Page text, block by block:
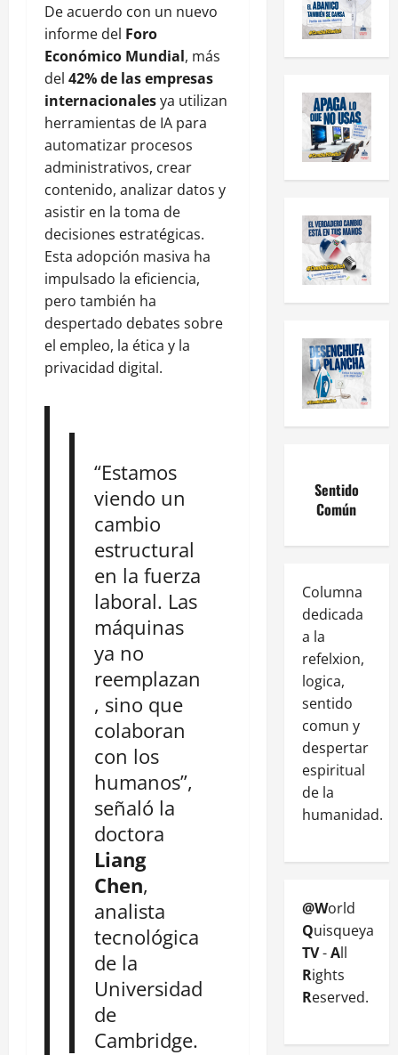
De acuerdo con un nuevo
informe del Foro
Económico Mundial, más
del 42% de las empresas
internacionalesya utilizan
herramientas de IA para
automatizar procesos
administrativos, crear
contenido, analizar datos y
asistir en la toma de
decisiones estratégicas.
Esta adopción masiva ha
impulsado la eficiencia,
pero también ha
despertado debates sobre
el empleo, la ética y la
privacidad digital.
“Estamos
viendo un
cambio
estructural
en la fuerza
laboral. Las
máquinas
ya no
reemplazan
, sino que
colaboran
con los
humanos”,
señaló la
doctora
Liang
Chen,
analista
tecnológica
de la
Universidad
de
Cambridge.
Sentido
Común
Columna
dedicada
a la
refelxion,
logica,
sentido
comun y
despertar
espiritual
de la
humanidad.
@World
Quisqueya
TV-All
Rights
Reserved.